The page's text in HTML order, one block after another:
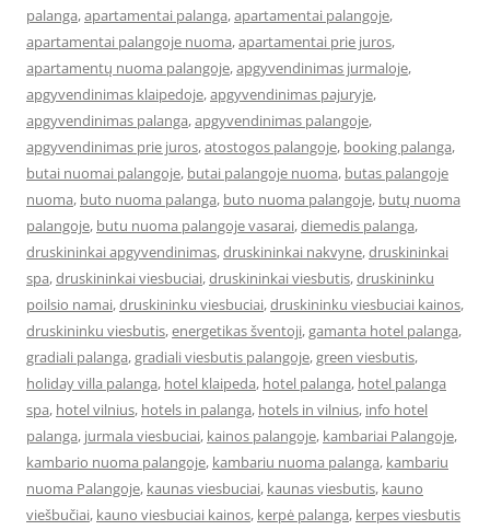
palanga,apartamentai palanga,apartamentai palangoje,
apartamentai palangoje nuoma,apartamentai prie juros,
apartamentų nuoma palangoje,apgyvendinimas jurmaloje,
apgyvendinimas klaipedoje,apgyvendinimas pajuryje,
apgyvendinimas palanga,apgyvendinimas palangoje,
apgyvendinimas prie juros,atostogos palangoje, booking palanga,
butai nuomai palangoje, butai palangoje nuoma, butas palangoje
nuoma, buto nuoma palanga, buto nuoma palangoje, butų nuoma
palangoje, butu nuoma palangoje vasarai,diemedis palanga,
druskininkai apgyvendinimas,druskininkai nakvyne,druskininkai
spa,druskininkai viesbuciai,druskininkai viesbutis,druskininku
poilsio namai,druskininku viesbuciai,druskininku viesbuciai kainos,
druskininku viesbutis,energetikas šventoji,gamanta hotel palanga,
gradiali palanga,gradiali viesbutis palangoje,green viesbutis,
holiday villa palanga, hotel klaipeda, hotel palanga, hotel palanga
spa, hotel vilnius, hotels in palanga, hotels in vilnius, info hotel
palanga, jurmala viesbuciai, kainos palangoje, kambariai Palangoje,
kambario nuoma palangoje, kambariu nuoma palanga, kambariu
nuoma Palangoje, kaunas viesbuciai, kaunas viesbutis, kauno
viešbučiai, kauno viesbuciai kainos, kerpė palanga, kerpes viesbutis